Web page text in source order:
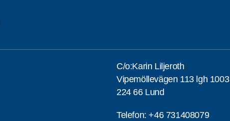
C/o:Karin Liljeroth
Vipemöllevägen 113 lgh 1003
224 66 Lund
Telefon:+46 731408079